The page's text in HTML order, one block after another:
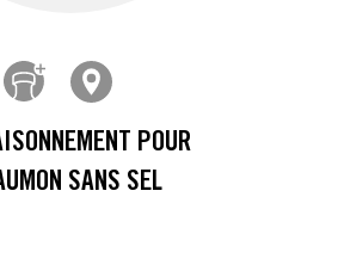
POUR
SANS SEL